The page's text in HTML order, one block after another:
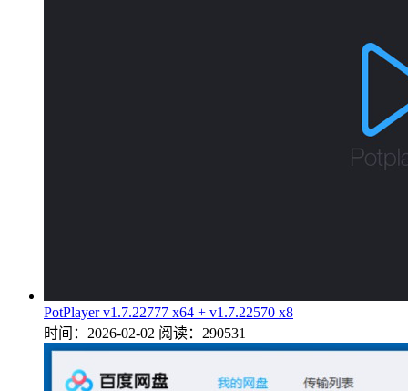
PotPlayer v1.7.22777 x64 + v1.7.22570 x8
时间：2026-02-02 阅读：290531